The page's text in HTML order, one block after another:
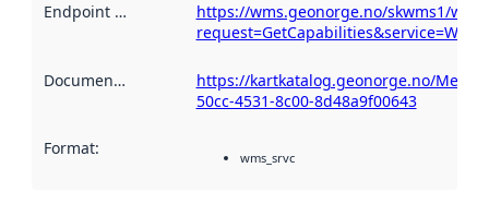
Endpoint description :https://wms.geonorge.no/skwms1/
request=GetCapabilities&service=WMS
Documentation
https://kartkatalog.geonorge.no/
50cc-4531-8c00-8d48a9f00643
Format: wms_srvc